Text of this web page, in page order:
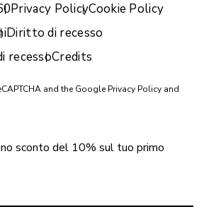
Privacy PolicyCookie Policy
Diritto di recesso
recessoCredits
and the Google Privacy Policy and
sconto del 10% sul tuo primo